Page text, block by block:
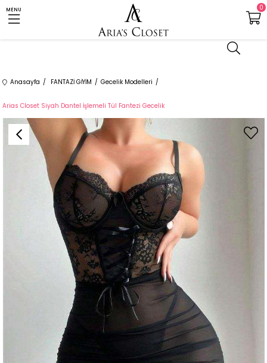
MENU 0
Anasayfa FANTAZİ GİYİM Gecelik Modelleri
Arias Closet Siyah Dantel İşlemeli Tül Fantezi Gecelik